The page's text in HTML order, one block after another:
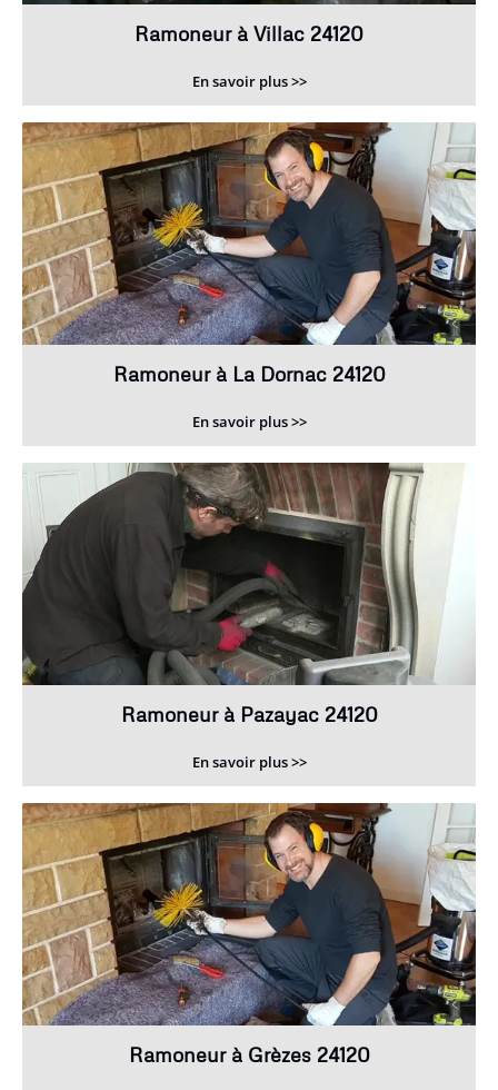
Ramoneur à Villac 24120
En savoir plus >>
Ramoneur à La Dornac 24120
En savoir plus >>
Ramoneur à Pazayac 24120
En savoir plus >>
Ramoneur à Grèzes 24120